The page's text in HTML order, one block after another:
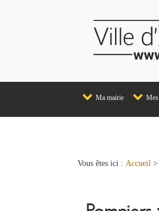
Ma mairie Mes
Vous êtes ici : Accueil >